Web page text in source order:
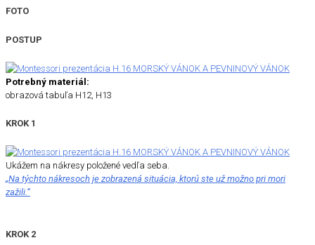
FOTO
POSTUP
Potrebný materiál:
obrazová tabuľa H12, H13
KROK 1
Ukážem na nákresy položené vedľa seba.
„Na týchto nákresoch je zobrazená situácia, ktorú ste už možno pri mori
zažili.“
KROK 2